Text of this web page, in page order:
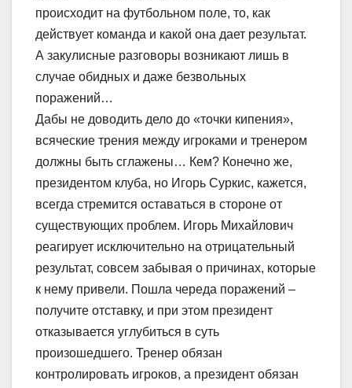
происходит на футбольном поле, то, как
действует команда и какой она дает результат.
А закулисные разговоры возникают лишь в
случае обидных и даже безвольных
поражений…
Дабы не доводить дело до «точки кипения»,
всяческие трения между игроками и тренером
должны быть сглажены… Кем? Конечно же,
президентом клуба, но Игорь Суркис, кажется,
всегда стремится оставаться в стороне от
существующих проблем. Игорь Михайлович
реагирует исключительно на отрицательный
результат, совсем забывая о причинах, которые
к нему привели. Пошла череда поражений –
получите отставку, и при этом президент
отказывается углубиться в суть
произошедшего. Тренер обязан
контролировать игроков, а президент обязан